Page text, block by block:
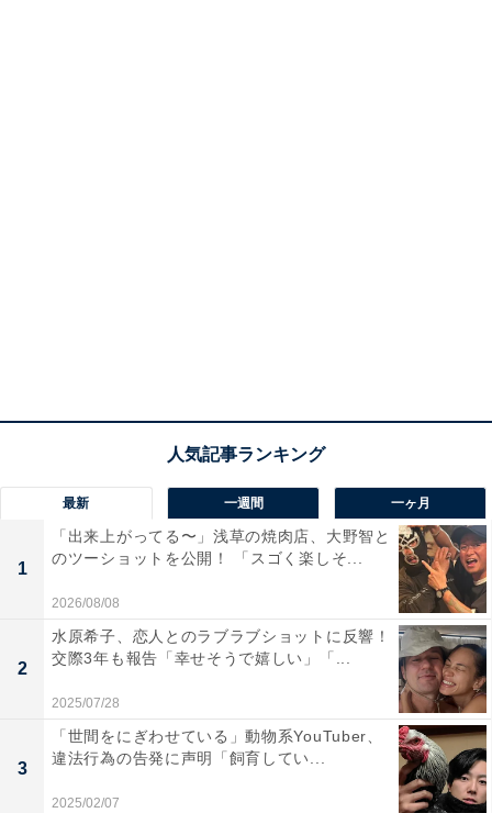
最新 一週間 一ヶ月
1
「出来上がってる〜」浅草の焼肉店、大野智と
のツーショットを公開！ 「スゴく楽しそ...
2026/08/08
2
水原希子、恋人とのラブラブショットに反響！
交際3年も報告「幸せそうで嬉しい」「...
2025/07/28
3
「世間をにぎわせている」動物系YouTuber、
違法行為の告発に声明「飼育してい...
2025/02/07